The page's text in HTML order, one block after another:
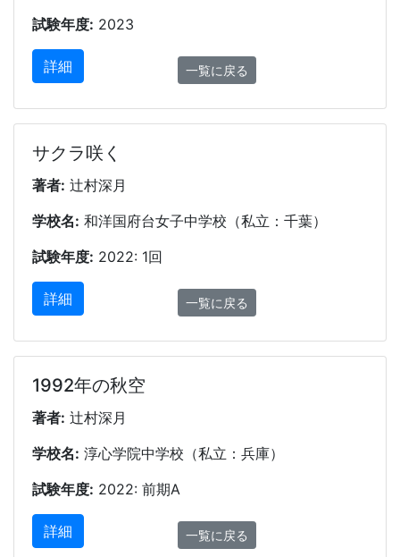
試験年度: 2023
詳細 一覧に戻る
サクラ咲く
著者: 辻村深月
学校名: 和洋国府台女子中学校（私立：千葉）
試験年度: 2022: 1回
詳細 一覧に戻る
1992年の秋空
著者: 辻村深月
学校名: 淳心学院中学校（私立：兵庫）
試験年度: 2022: 前期A
詳細 一覧に戻る